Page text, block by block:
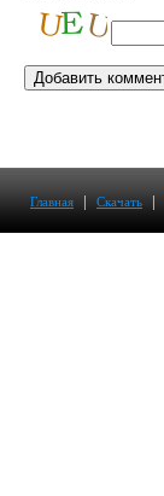
Главная | Скачать |